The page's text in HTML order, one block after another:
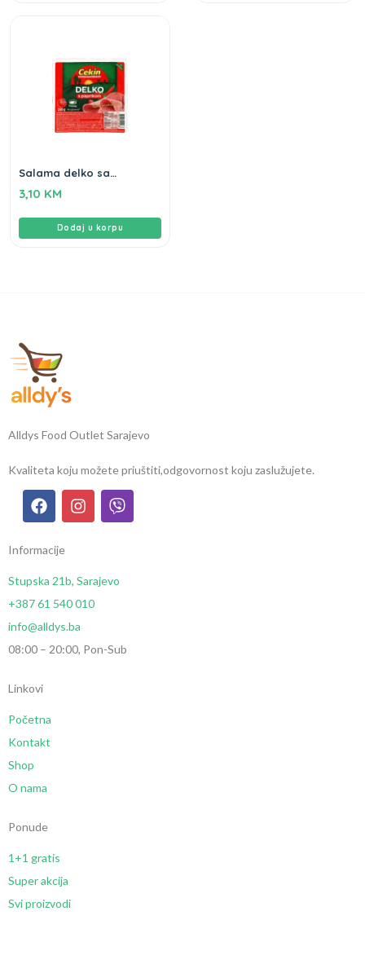
Salama delko sa
gluten free
3,10 KM
Dodaj u korpu
Alldys Food Outlet Sarajevo
Kvaliteta koju možete priuštiti,odgovornost koju zaslužujete.
Informacije
Stupska 21b, Sarajevo
+387 61 540 010
info@alldys.ba
08:00 – 20:00, Pon-Sub
Linkovi
Početna
Kontakt
Shop
O nama
Ponude
1+1 gratis
Super akcija
Svi proizvodi